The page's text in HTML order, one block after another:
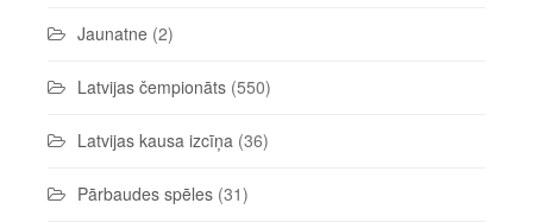
Jaunatne (2)
Latvijas čempionāts (550)
Latvijas kausa izcīņa (36)
Pārbaudes spēles (31)